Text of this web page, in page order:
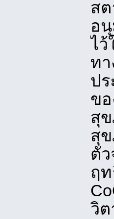
ส
อ
ไว้
ท
ป
ข
สุ
สุ
ตั
ฤ
วิต